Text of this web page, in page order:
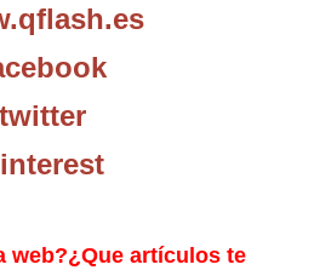
twitter
web?¿Que artículos te